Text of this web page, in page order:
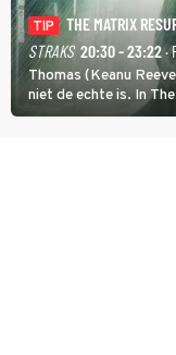
TIP
THE MATRIX
STRAKS 20:30 - 23:22·
Thomas (Keanu
niet de echte is. In
proberen uit deze